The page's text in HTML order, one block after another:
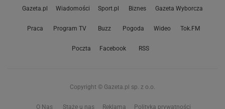
Gazeta.pl Wiadomości Sport.pl Biznes Gazeta Wyborcza
Praca Program TV Buzz Pogoda Wideo Tok.FM
Poczta Facebook RSS
Copyright © Gazeta.pl sp. z o.o.
O Nas Staże u nas Reklama Polityka prywatności